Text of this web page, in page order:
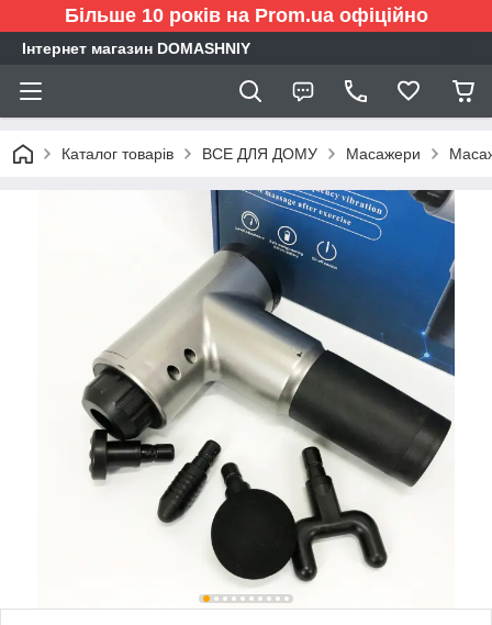
Більше 10 років на Prom.ua офіційно
Інтернет магазин DOMASHNIY
Каталог товарів ВСЕ ДЛЯ ДОМУ Масажери